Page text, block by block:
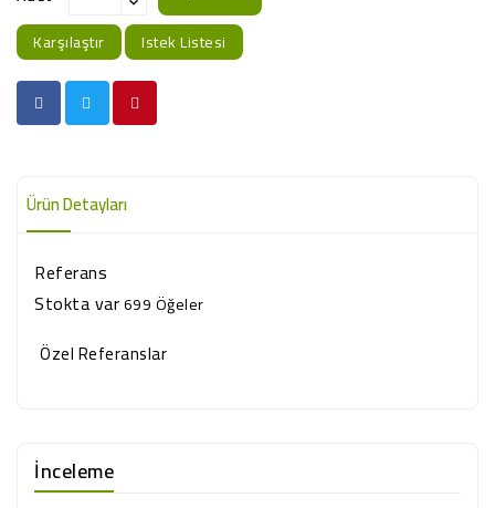
Karşılaştır
Istek Listesi
Ürün Detayları
Referans
Stokta var699 Öğeler
Özel Referanslar
İnceleme